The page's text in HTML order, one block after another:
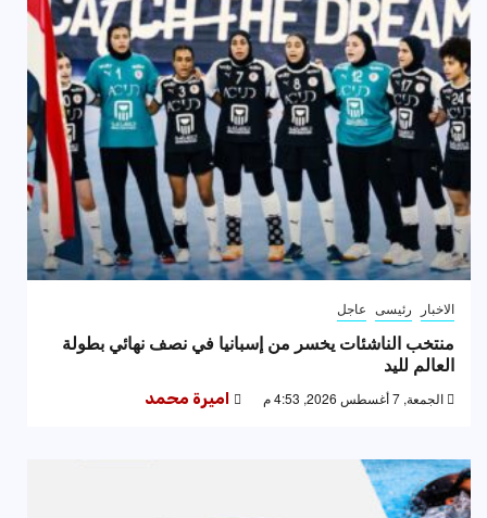
الاخبار رئيسى عاجل
منتخب الناشئات يخسر من إسبانيا في نصف نهائي بطولة
العالم لليد
الجمعة, 7 أغسطس 2026, 4:53 م اميرة محمد